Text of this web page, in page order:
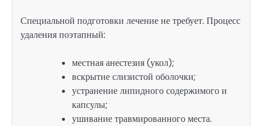
Специальной подготовки лечение не требует. Процесс
удаления поэтапный:
местная анестезия (укол);
вскрытие слизистой оболочки;
устранение липидного содержимого и
капсулы;
ушивание травмированного места.